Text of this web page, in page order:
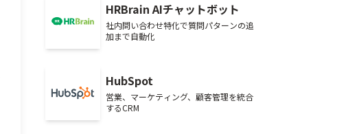
HRBrain AIチャットボット
社内問い合わせ特化で質問パターンの追
加まで自動化
HubSpot
営業、マーケティング、顧客管理を統合
するCRM